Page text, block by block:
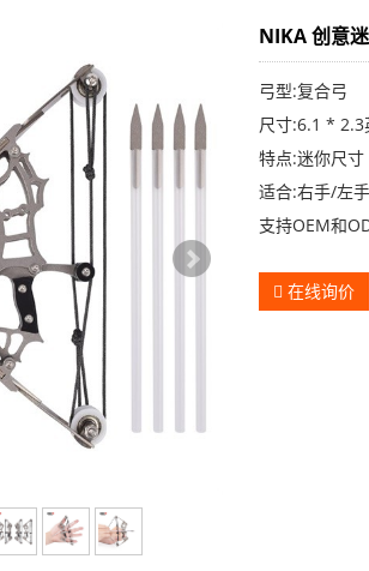
NIKA 创意
弓型:复合弓
尺寸:6.1 * 2.3
特点:迷你尺寸
适合:右手/左手
支持OEM和
在线询价